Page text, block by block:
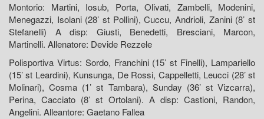
Montorio: Martini, Iosub, Porta, Olivati, Zambelli, Modenini,
Menegazzi, Isolani (28’ st Pollini), Cuccu, Andrioli, Zanini (8’ st
Stefanelli) A disp: Giusti, Benedetti, Bresciani, Marcon,
Martinelli. Allenatore: Devide Rezzele
Polisportiva Virtus: Sordo, Franchini (15’ st Finelli), Lampariello
(15’ st Leardini), Kunsunga, De Rossi, Cappelletti, Leucci (28’ st
Molinari), Cosma (1’ st Tambara), Sunday (36’ st Vizcarra),
Perina, Cacciato (8’ st Ortolani). A disp: Castioni, Randon,
Angelini. Alleantore: Gaetano Fallea